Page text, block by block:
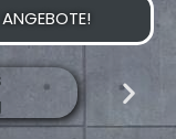
ANGEBOTE!